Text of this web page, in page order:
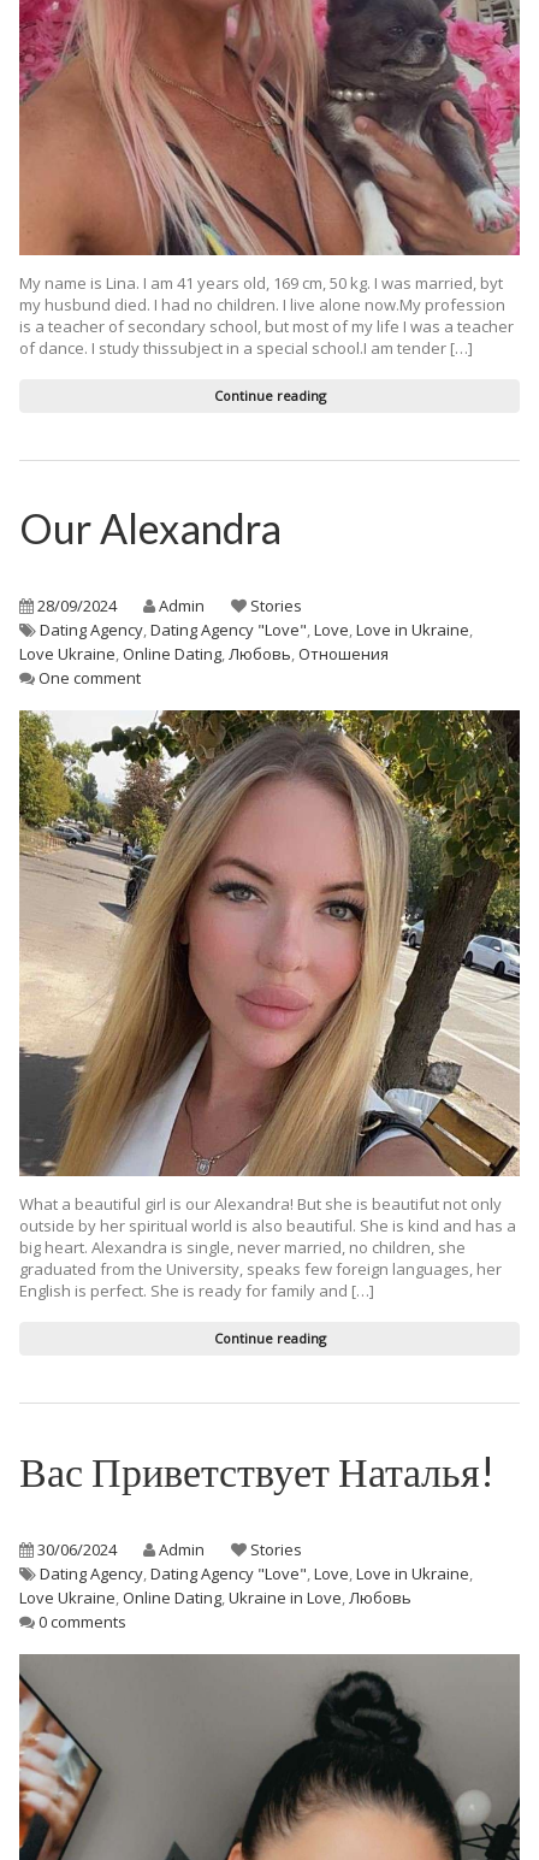
My name is Lina. I am 41 years old, 169 cm, 50 kg. I was married, byt
my husbund died. I had no children. I live alone now.My profession
is a teacher of secondary school, but most of my life I was a teacher
of dance. I study thissubject in a special school.I am tender […]
Continue reading
Our Alexandra
28/09/2024 Admin
Stories
Dating Agency,Dating Agency "Love",Love,Love in Ukraine,
Love Ukraine,Online Dating,Любовь,Отношения
One comment
What a beautiful girl is our Alexandra! But she is beautifut not only
outside by her spiritual world is also beautiful. She is kind and has a
big heart. Alexandra is single, never married, no children, she
graduated from the University, speaks few foreign languages, her
English is perfect. She is ready for family and […]
Continue reading
Вас Приветствует Наталья!
30/06/2024 Admin
Stories
Dating Agency,Dating Agency "Love",Love,Love in Ukraine,
Love Ukraine,Online Dating,Ukraine in Love,Любовь
0 comments